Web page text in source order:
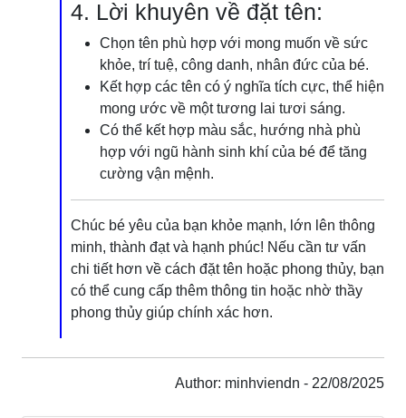
4. Lời khuyên về đặt tên:
Chọn tên phù hợp với mong muốn về sức
khỏe, trí tuệ, công danh, nhân đức của bé.
Kết hợp các tên có ý nghĩa tích cực, thể hiện
mong ước về một tương lai tươi sáng.
Có thể kết hợp màu sắc, hướng nhà phù
hợp với ngũ hành sinh khí của bé để tăng
cường vận mệnh.
Chúc bé yêu của bạn khỏe mạnh, lớn lên thông
minh, thành đạt và hạnh phúc! Nếu cần tư vấn
chi tiết hơn về cách đặt tên hoặc phong thủy, bạn
có thể cung cấp thêm thông tin hoặc nhờ thầy
phong thủy giúp chính xác hơn.
Author: minhviendn - 22/08/2025